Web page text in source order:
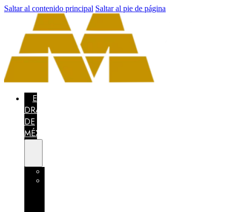
Saltar al contenido principal Saltar al pie de página
EL
DRAGÓN
DE
MÉXICO